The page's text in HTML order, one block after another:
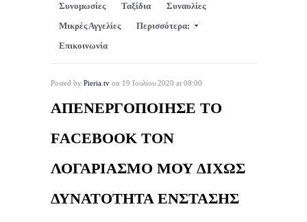
Συνομωσίες
Ταξίδια
Συναυλίες
Μικρές Αγγελίες
Περισσότερα:
Επικοινωνία
Posted by Pieria.tv on 19 Ιουλίου 2020 at 08:00
ΑΠΕΝΕΡΓΟΠΟΙΗΣΕ ΤΟ
FΑCΕBΟΟΚ ΤΟΝ
ΛΟΓΑΡΙΑΣΜΟ ΜΟΥ ΔΙΧΩΣ
ΔΥΝΑΤΟΤΗΤΑ ΕΝΣΤΑΣΗΣ